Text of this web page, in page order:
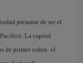
presume de ser el
La capital
de primer orden: el